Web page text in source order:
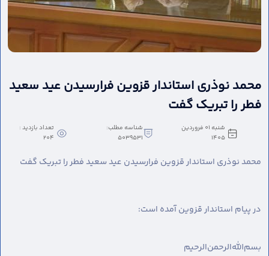
محمد نوذری استاندار قزوین فرارسیدن عید سعید
فطر را تبریک گفت
شنبه 01 فروردین
1405
شناسه مطلب:
5039531
تعداد بازدید :
204
محمد نوذری استاندار قزوین فرارسیدن عید سعید فطر را تبریک گفت
در پیام استاندار قزوین آمده است:
بسم‌الله‌الرحمن‌الرحیم